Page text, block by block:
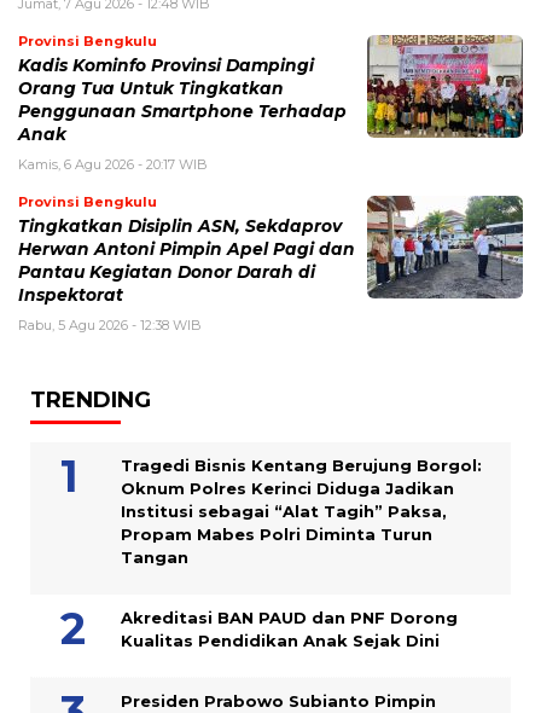
Jumat, 7 Agu 2026 - 12:48 WIB
Provinsi Bengkulu
Kadis Kominfo Provinsi Dampingi
Orang Tua Untuk Tingkatkan
Penggunaan Smartphone Terhadap
Anak
Kamis, 6 Agu 2026 - 20:17 WIB
Provinsi Bengkulu
Tingkatkan Disiplin ASN, Sekdaprov
Herwan Antoni Pimpin Apel Pagi dan
Pantau Kegiatan Donor Darah di
Inspektorat
Rabu, 5 Agu 2026 - 12:38 WIB
TRENDING
Tragedi Bisnis Kentang Berujung Borgol:
Oknum Polres Kerinci Diduga Jadikan
Institusi sebagai “Alat Tagih” Paksa,
Propam Mabes Polri Diminta Turun
Tangan
Akreditasi BAN PAUD dan PNF Dorong
Kualitas Pendidikan Anak Sejak Dini
Presiden Prabowo Subianto Pimpin